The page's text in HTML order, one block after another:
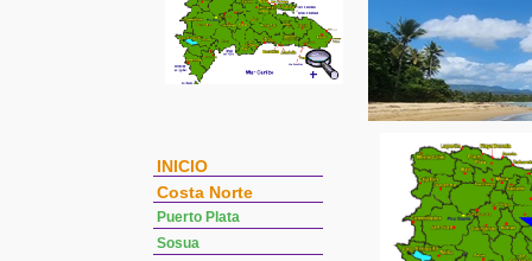
INICIO
Costa Norte
Puerto Plata
Sosua